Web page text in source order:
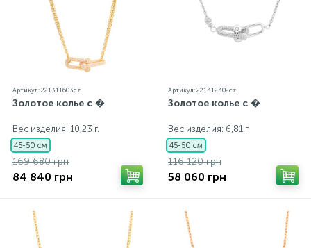
Артикул: 221311603cz
Золотое колье с �
Вес изделия: 10,23 г.
45-50 см
169 680 грн
84 840 грн
Артикул: 221312302cz
Золотое колье с �
Вес изделия: 6,81 г.
45-50 см
116 120 грн
58 060 грн